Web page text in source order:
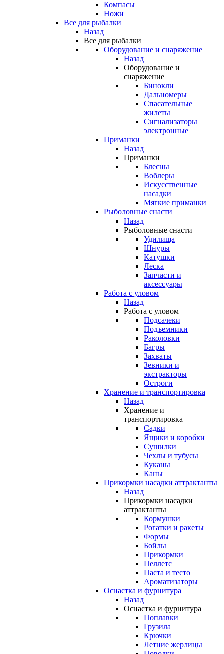
Компасы
Ножи
Все для рыбалки
Назад
Все для рыбалки
Оборудование и снаряжение
Назад
Оборудование и
снаряжение
Бинокли
Дальномеры
Спасательные
жилеты
Сигнализаторы
электронные
Приманки
Назад
Приманки
Блесны
Воблеры
Искусственные
насадки
Мягкие приманки
Рыболовные снасти
Назад
Рыболовные снасти
Удилища
Шнуры
Катушки
Леска
Запчасти и
аксессуары
Работа с уловом
Назад
Работа с уловом
Подсачеки
Подъемники
Раколовки
Багры
Захваты
Зевники и
экстракторы
Остроги
Хранение и транспортировка
Назад
Хранение и
транспортировка
Садки
Ящики и коробки
Сушилки
Чехлы и тубусы
Куканы
Каны
Прикормки насадки аттрактанты
Назад
Прикормки насадки
аттрактанты
Кормушки
Рогатки и ракеты
Формы
Бойлы
Прикормки
Пеллетс
Паста и тесто
Ароматизаторы
Оснастка и фурнитура
Назад
Оснастка и фурнитура
Поплавки
Грузила
Крючки
Летние жерлицы